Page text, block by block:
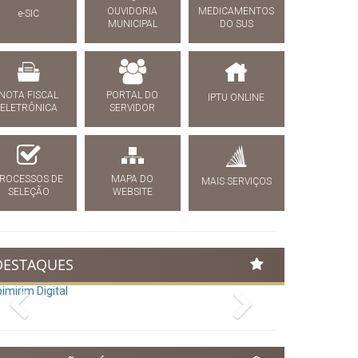
e-SIC
OUVIDORIA
MUNICIPAL
MEDICAMENTOS
DO SUS
FISCAL
ELETRÔNICA
PORTAL DO
SERVIDOR
IPTU ONLINE
DE
SELEÇÃO
MAPA DO
WEBSITE
MAIS SERVIÇOS
Previous